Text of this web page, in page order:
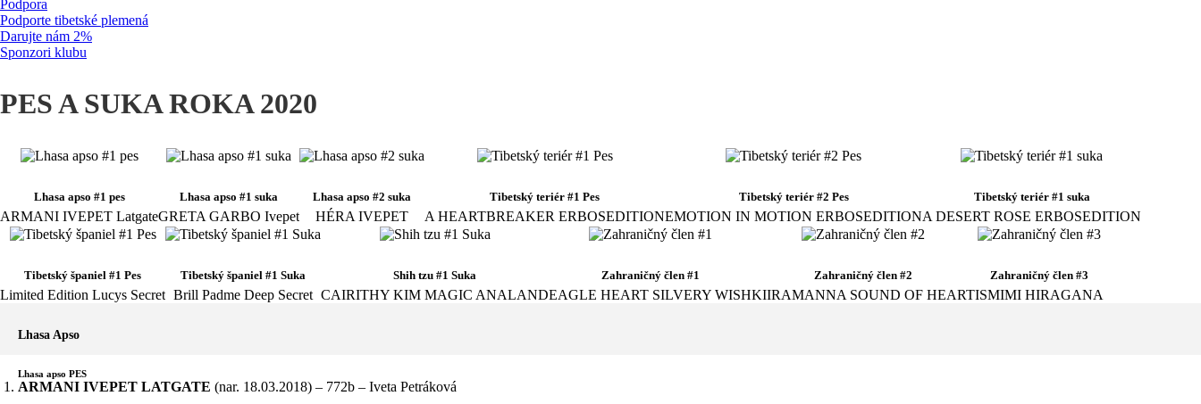
Podpora
Podporte tibetské plemená
Darujte nám 2%
Sponzori klubu
PES A SUKA ROKA 2020
Lhasa apso #1 pes
ARMANI IVEPET Latgate
Lhasa apso #1 suka
GRETA GARBO Ivepet
Lhasa apso #2 suka
HÉRA IVEPET
Tibetský teriér #1 Pes
A HEARTBREAKER ERBOSEDITION
Tibetský teriér #2 Pes
EMOTION IN MOTION ERBOSEDITION
Tibetský teriér #1 suka
A DESERT ROSE ERBOSEDITION
Tibetský španiel #1 Pes
Limited Edition Lucys Secret
Tibetský španiel #1 Suka
Brill Padme Deep Secret
Shih tzu #1 Suka
CAIRITHY KIM MAGIC ANALAND
Zahraničný člen #1
EAGLE HEART SILVERY WISH
Zahraničný člen #2
KIIRAMANNA SOUND OF HEART
Zahraničný člen #3
ISMIMI HIRAGANA
Lhasa Apso
Lhasa apso PES
ARMANI IVEPET LATGATE (nar. 18.03.2018) – 772b – Iveta Petráková